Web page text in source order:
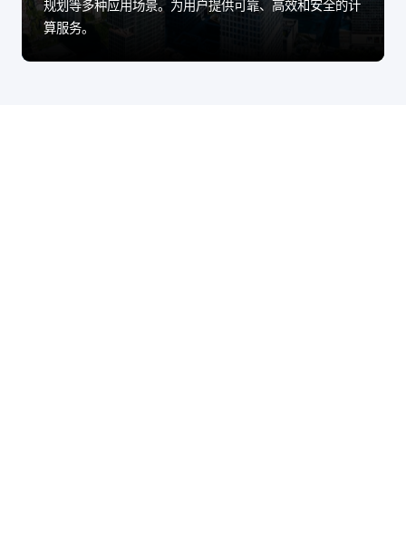
规划等多种应用场景。为用户提供可靠、高效和安全的计
算服务。